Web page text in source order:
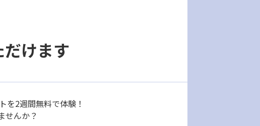
けます
を2週間無料で体験！
せんか？